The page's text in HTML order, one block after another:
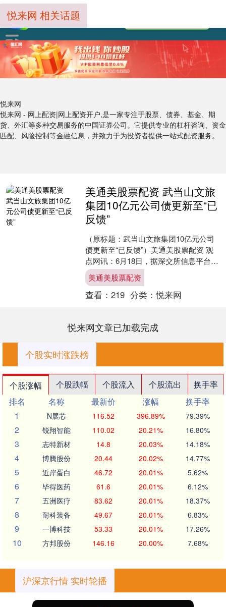
悦来网
悦来网 - 网上配资|网上配资开户,是一家专注于股票、债券、基金、期
货、外汇等多种交易服务的中国证券公司。它提供专业的杠杆咨询、资金
匹配、风险控制等金融信息，并致力于为投资者提供一站式配资服务。
悦来网 相关话题
美通美股票配资 武当山文旅
集团10亿元公司债更新至“已
反馈”
（原标题：武当山文旅集团10亿元公司
债更新至“已反馈”）美通美股票配资 观
点网讯：6月18日，据深交所信息平台显
示，武当山文化旅游发展集团有限公司
2025年面向....
美通美股票配资
查看： 219 分类：悦来网
悦来网文章已加载完成
个股实时涨跌榜
个股涨幅 个股跌幅 个股流入 个股流出
换手率
排名
名称 最新价 涨幅
换手率
1
N展芯 116.52 396.89% 79.39%
2 锐翔智能 110.02 20.21% 16.80%
3 志特新材 14.8 20.03% 14.18%
4 博腾股份 20.44 20.02% 14.77%
5 近岸蛋白 46.72 20.01% 5.62%
6 毕得医药 61.6 20.01% 6.12%
7 五洲医疗 83.62 20.01% 18.37%
8 耐科装备 49.67 20.01% 6.83%
9 一博科技 53.33 20.01% 17.26%
10 方邦股份 146.16 20.00% 7.68%
沪深京行情 实时轮播